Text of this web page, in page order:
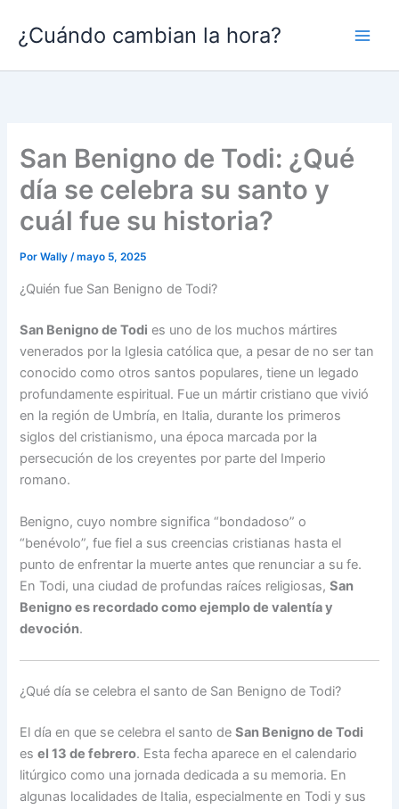
contenido
¿Cuándo cambian la hora?
San Benigno de Todi: ¿Qué
día se celebra su santo y
cuál fue su historia?
PorWally/mayo 5, 2025
¿Quién fue San Benigno de Todi?
San Benigno de Todi es uno de los muchos mártires
venerados por la Iglesia católica que, a pesar de no ser tan
conocido como otros santos populares, tiene un legado
profundamente espiritual. Fue un mártir cristiano que vivió
en la región de Umbría, en Italia, durante los primeros
siglos del cristianismo, una época marcada por la
persecución de los creyentes por parte del Imperio
romano.
Benigno, cuyo nombre significa “bondadoso” o
“benévolo”, fue fiel a sus creencias cristianas hasta el
punto de enfrentar la muerte antes que renunciar a su fe.
En Todi, una ciudad de profundas raíces religiosas,San
Benigno es recordado como ejemplo de valentía y
devoción.
¿Qué día se celebra el santo de San Benigno de Todi?
El día en que se celebra el santo deSan Benigno de Todi
esel 13 de febrero. Esta fecha aparece en el calendario
litúrgico como una jornada dedicada a su memoria. En
algunas localidades de Italia, especialmente en Todi y sus